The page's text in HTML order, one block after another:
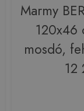
Marmy
120x46
mosdó,
12